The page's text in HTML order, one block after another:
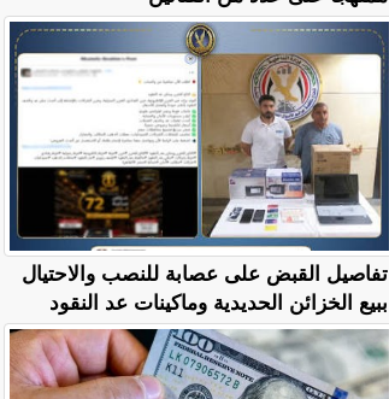
تفاصيل القبض على عصابة للنصب والاحتيال
ببيع الخزائن الحديدية وماكينات عد النقود